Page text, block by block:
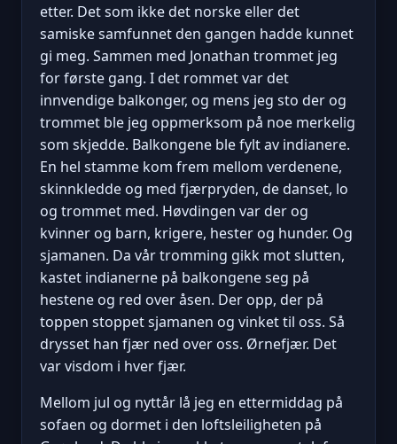
etter. Det som ikke det norske eller det
samiske samfunnet den gangen hadde kunnet
gi meg. Sammen med Jonathan trommet jeg
for første gang. I det rommet var det
innvendige balkonger, og mens jeg sto der og
trommet ble jeg oppmerksom på noe merkelig
som skjedde. Balkongene ble fylt av indianere.
En hel stamme kom frem mellom verdenene,
skinnkledde og med fjærpryden, de danset, lo
og trommet med. Høvdingen var der og
kvinner og barn, krigere, hester og hunder. Og
sjamanen. Da vår tromming gikk mot slutten,
kastet indianerne på balkongene seg på
hestene og red over åsen. Der opp, der på
toppen stoppet sjamanen og vinket til oss. Så
drysset han fjær ned over oss. Ørnefjær. Det
var visdom i hver fjær.
Mellom jul og nyttår lå jeg en ettermiddag på
sofaen og dormet i den loftsleiligheten på